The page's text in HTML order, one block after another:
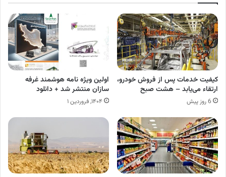
کیفیت خدمات پس از فروش خودرو،
ارتقاء می‌یابد – هشت صبح
6 روز پیش
اولین ویژه نامه هوشمند غرفه
سازان منتشر شد + دانلود
۱۴۰۴, فروردین ۱